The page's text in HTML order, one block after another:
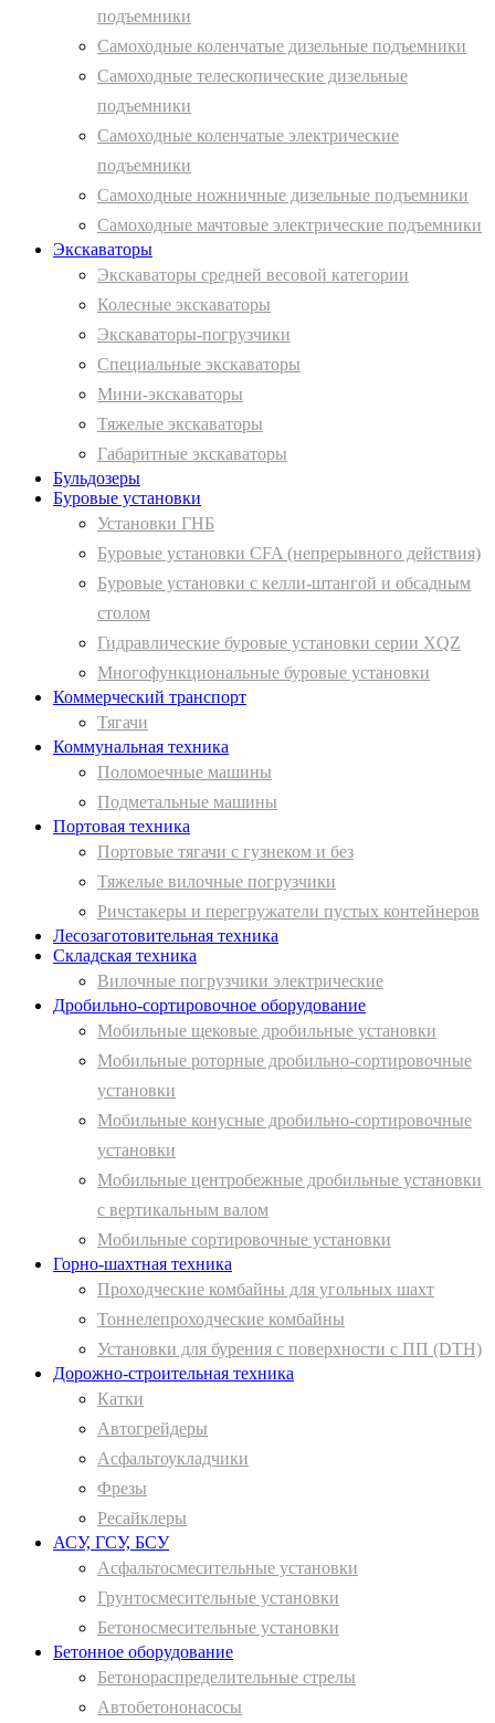
подъемники
Самоходные коленчатые дизельные подъемники
Самоходные телескопические дизельные
подъемники
Самоходные коленчатые электрические
подъемники
Самоходные ножничные дизельные подъемники
Самоходные мачтовые электрические подъемники
Экскаваторы
Экскаваторы средней весовой категории
Колесные экскаваторы
Экскаваторы-погрузчики
Специальные экскаваторы
Мини-экскаваторы
Тяжелые экскаваторы
Габаритные экскаваторы
Бульдозеры
Буровые установки
Установки ГНБ
Буровые установки CFA (непрерывного действия)
Буровые установки с келли-штангой и обсадным
столом
Гидравлические буровые установки серии XQZ
Многофункциональные буровые установки
Коммерческий транспорт
Тягачи
Коммунальная техника
Поломоечные машины
Подметальные машины
Портовая техника
Портовые тягачи с гузнеком и без
Тяжелые вилочные погрузчики
Ричстакеры и перегружатели пустых контейнеров
Лесозаготовительная техника
Складская техника
Вилочные погрузчики электрические
Дробильно-сортировочное оборудование
Мобильные щековые дробильные установки
Мобильные роторные дробильно-сортировочные
установки
Мобильные конусные дробильно-сортировочные
установки
Мобильные центробежные дробильные установки
с вертикальным валом
Мобильные сортировочные установки
Горно-шахтная техника
Проходческие комбайны для угольных шахт
Тоннелепроходческие комбайны
Установки для бурения с поверхности с ПП (DTH)
Дорожно-строительная техника
Катки
Автогрейдеры
Асфальтоукладчики
Фрезы
Ресайклеры
АСУ, ГСУ, БСУ
Асфальтосмесительные установки
Грунтосмесительные установки
Бетоносмесительные установки
Бетонное оборудование
Бетонораспределительные стрелы
Автобетононасосы